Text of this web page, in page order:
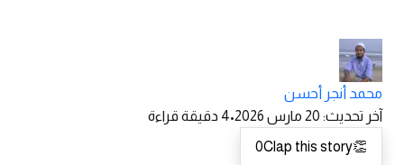
محمد أنجر أحسن
آخر تحديث: 20 مارس 2026 •
4 دقيقة قراءة
👏
0Clap this story